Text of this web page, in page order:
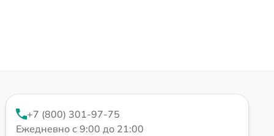
+7 (800) 301-97-75
Ежедневно с 9:00 до 21:00